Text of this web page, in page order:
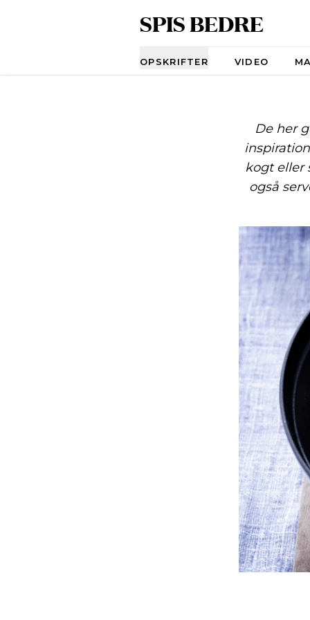
SPIS BEDRE
OPSKRIFTER VIDEO
De her
kogt eller
også